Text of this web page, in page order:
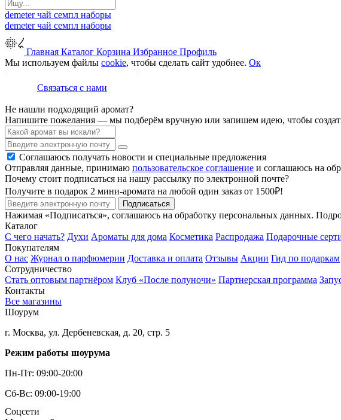
demeterчай семпл наборы
demeterчай семпл наборы
Главная Каталог Корзина Избранное Профиль
Мы используем файлы cookie, чтобы сделать сайт удобнее. Ок
Связаться с нами
Не нашли подходящий аромат?
Напишите пожелания — мы подберём вручную или запишем идею, чтобы
Соглашаюсь получать новости и специальные предложения
Отправляя данные, принимаю пользовательское соглашение и соглашаюсь на
Почему стоит подписаться на нашу рассылку по электронной почте?
Получите в подарок 2 мини-аромата на любой один заказ от 1500₽!
Подписаться
Нажимая «Подписаться», соглашаюсь на обработку персональных данных.
Каталог
С чего начать? Духи Ароматы для дома Косметика Распродажа Подарочные
Покупателям
О нас Журнал о парфюмерии Доставка и оплата Отзывы Акции Гид по подаркам
Сотрудничество
Стать оптовым партнёром Клуб «После полуночи» Партнерская программа
Контакты
Все магазины
Шоурум
г. Москва, ул. Дербеневская, д. 20, стр. 5
Режим работы шоурума
Пн-Пт: 09:00-20:00
Сб-Вс: 09:00-19:00
Соцсети